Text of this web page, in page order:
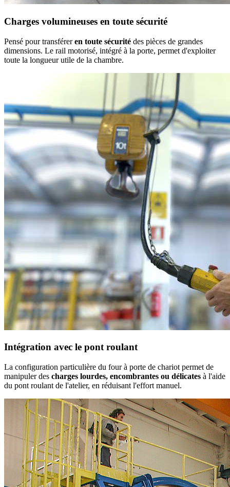
Charges volumineuses en toute sécurité
Pensé pour transféreren toute sécurité des pièces de grandes
dimensions. Le rail motorisé, intégré à la porte, permet d'exploiter
toute la longueur utile de la chambre.
Intégration avec le pont roulant
La configuration particulière du four à porte de chariot permet de
manipuler des charges lourdes, encombrantes ou délicates à l'aide
du pont roulant de l'atelier, en réduisant l'effort manuel.